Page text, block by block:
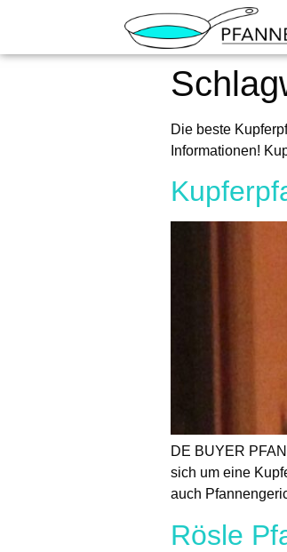
Die beste
Informationen!
DE BUYER
sich um eine
auch
Rösle